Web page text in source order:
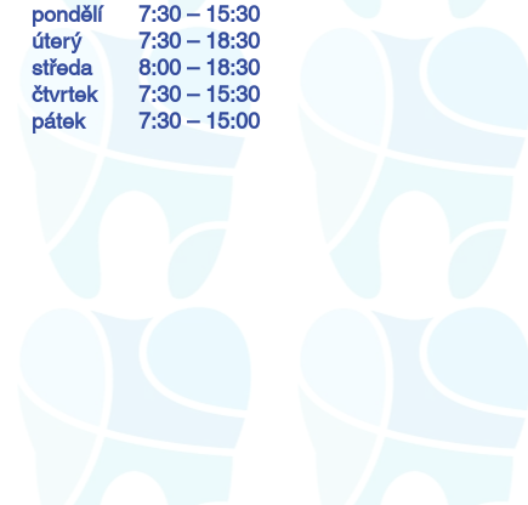
pondělí
úterý
středa
čtvrtek
pátek
7:30 – 15:30
7:30 – 18:30
8:00 – 18:30
7:30 – 15:30
7:30 – 15:00